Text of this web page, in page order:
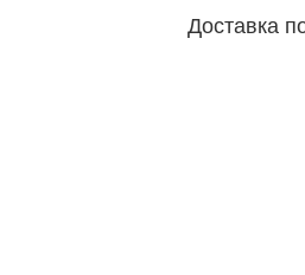
Доставка